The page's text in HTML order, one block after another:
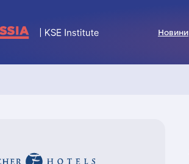
Новини